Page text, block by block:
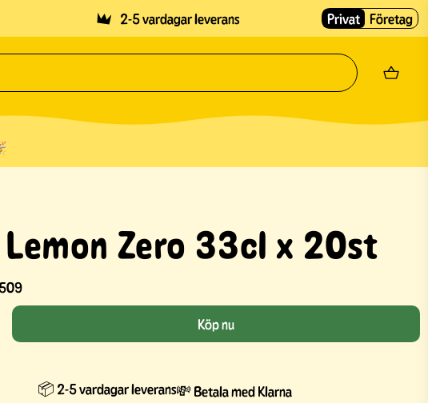
2-5 vardagar leverans Privat Företag
Lemon Zero 33cl x 20st
Köp nu
📦 2-5 vardagar leverans💸 Betala med Klarna